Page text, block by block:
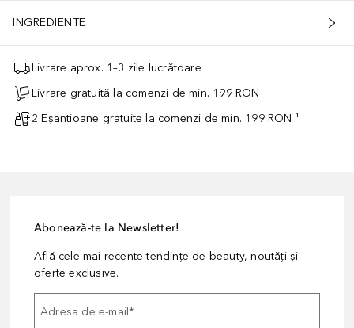
INGREDIENTE
Livrare aprox. 1–3 zile lucrătoare
Livrare gratuită la comenzi de min. 199 RON
2 Eșantioane gratuite la comenzi de min. 199 RON ¹
Abonează-te la Newsletter!
Află cele mai recente tendințe de beauty, noutăți și
oferte exclusive.
Adresa de e-mail*